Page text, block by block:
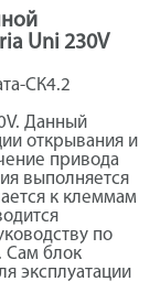
Uni 230V
СК4.2
Данный
открывания и
привода
выполняется
к клеммам
по
Сам блок
эксплуатации